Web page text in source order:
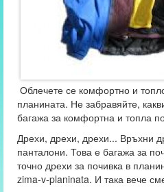
Облечете се комфортно и
планината. Не забравяйте,
багажа за комфортна и топла
Дрехи, дрехи, дрехи... Връхни
панталони. Това е багажа за
точно дрехи за почивка в
zima-v-planinata. И така вече